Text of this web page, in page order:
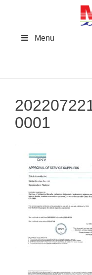
Menu
0001